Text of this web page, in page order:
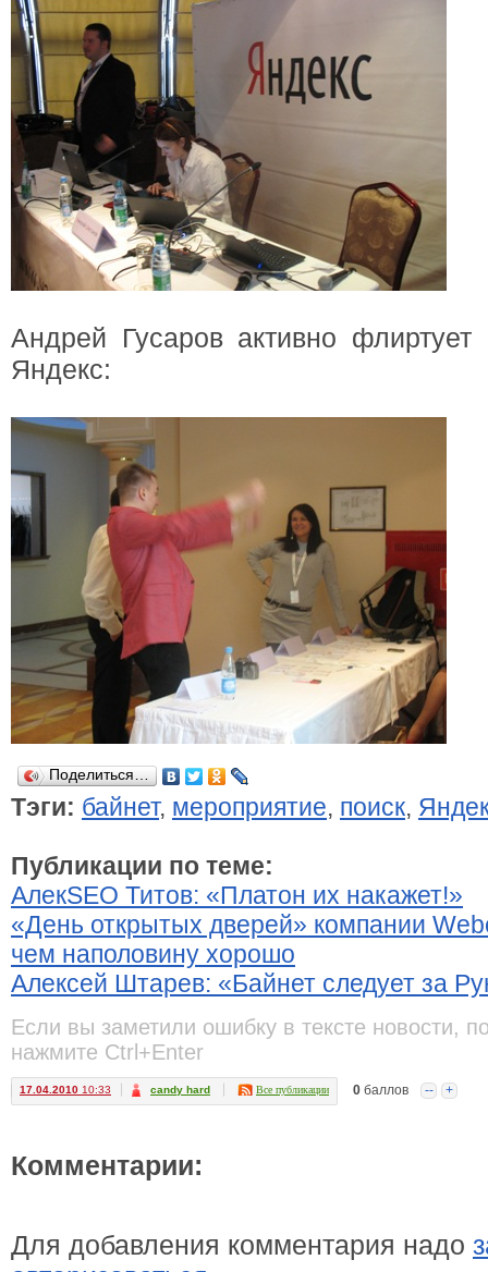
Андрей Гусаров активно
Яндекс:
Поделиться…
Тэги: байнет, мероприятие, поиск,
Публикации по теме:
АлекSEO Титов: «Платон их накажет!»
«День открытых дверей» компании
чем наполовину хорошо
Алексей Штарев: «Байнет следует за
Если вы заметили ошибку в тексте новости,
нажмите Ctrl+Enter
17.04.2010 10:33 candy hard Все публикации 0 баллов -- +
Комментарии:
Для добавления комментария надо